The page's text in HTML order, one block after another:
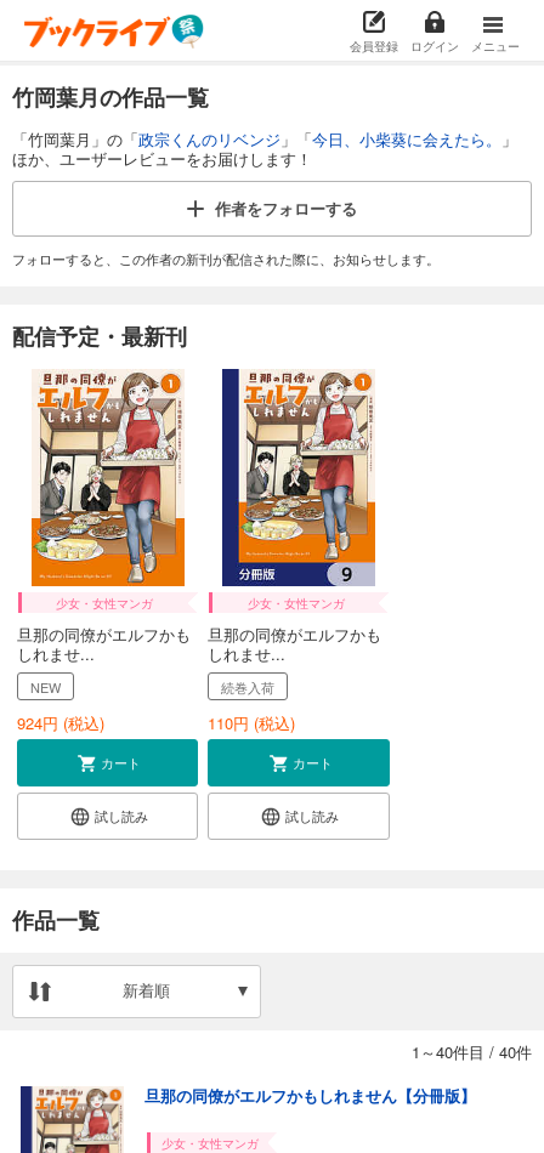
会員登録 ログイン メニュー
竹岡葉月の作品一覧
「竹岡葉月」の「政宗くんのリベンジ 」「今日、小柴葵に会えたら。
」
ほか、ユーザーレビューをお届けします！
作者をフォローする
フォローすると、この作者の新刊が配信された際に、お知らせします。
配信予定・最新刊
少女・女性マンガ
旦那の同僚がエルフかも
しれませ...
NEW
924円 (税込)
カート
試し読み
少女・女性マンガ
旦那の同僚がエルフかも
しれませ...
続巻入荷
110円 (税込)
カート
試し読み
作品一覧
新着順
1～40件目 / 40件
旦那の同僚がエルフかもしれません【分冊版】
少女・女性マンガ